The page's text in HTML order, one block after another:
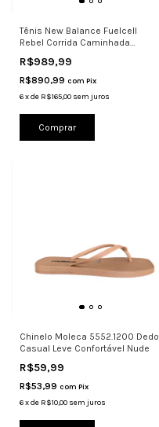
Tênis New Balance Fuelcell
Rebel Corrida Caminhada
R$989,99
R$890,99 com Pix
6xde R$165,00 sem juros
Comprar
Chinelo Moleca 5552.1200 Dedo
Casual Leve Confortável Nude
R$59,99
R$53,99 com Pix
6xde R$10,00 sem juros